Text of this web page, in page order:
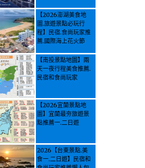
【2026澎湖美食地
圖.旅遊景點必玩行
程】民宿.食尚玩家推
薦.國際海上花火節
【南投景點地圖】兩
天一夜行程美食推薦.
民宿和食尚玩家
【2026宜蘭景點地
圖】宜蘭最夯旅遊景
點推薦一.二日遊
2026【台東景點.美
食一.二日遊】民宿和